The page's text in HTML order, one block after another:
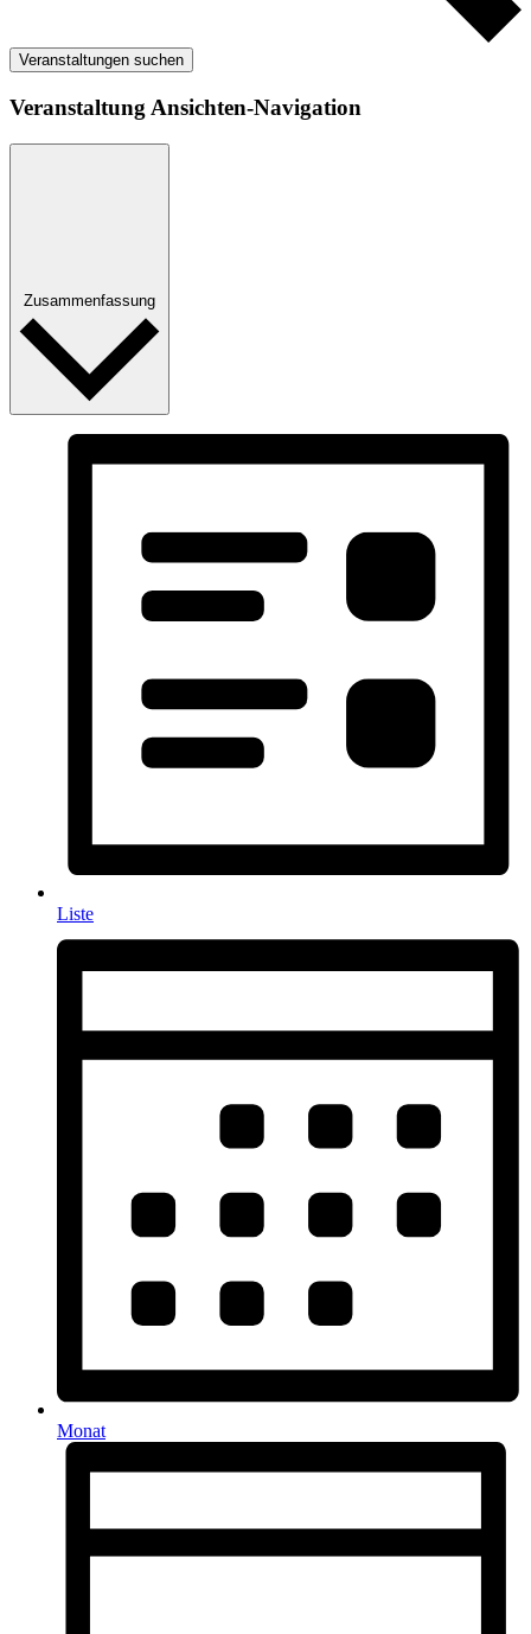
Veranstaltungen suchen
Veranstaltung Ansichten-Navigation
Zusammenfassung
Liste
Monat